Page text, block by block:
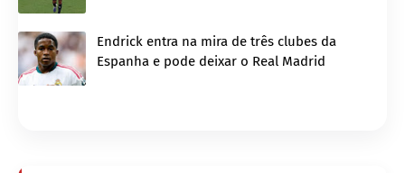
Endrick entra na mira de três clubes da
Espanha e pode deixar o Real Madrid